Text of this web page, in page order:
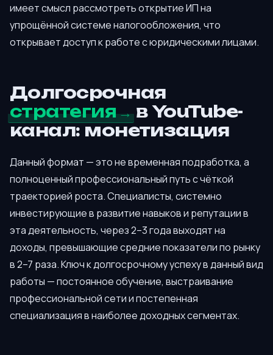
имеет смысл рассмотреть открытие ИП на
упрощённой системе налогообложения, что
открывает доступ к работе с юридическими лицами.
Долгосрочная
стратегия
в YouTube-
канал: монетизация
Данный формат — это не временная подработка, а
полноценный профессиональный путь с чёткой
траекторией роста. Специалисты, системно
инвестирующие в развитие навыков и репутации в
эта деятельность, через 2–3 года выходят на
доходы, превышающие средние показатели по рынку
в 2–7 раза. Ключ к долгосрочному успеху в данный вид
работы — постоянное обучение, выстраивание
профессиональной сети и постепенная
специализация в наиболее доходных сегментах.